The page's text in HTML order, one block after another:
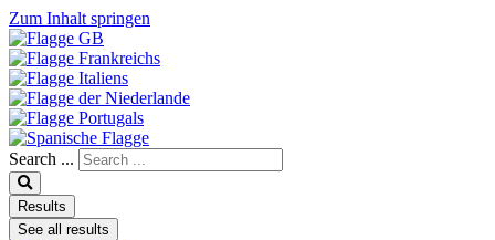
Zum Inhalt springen
Search ...
Results
See all results